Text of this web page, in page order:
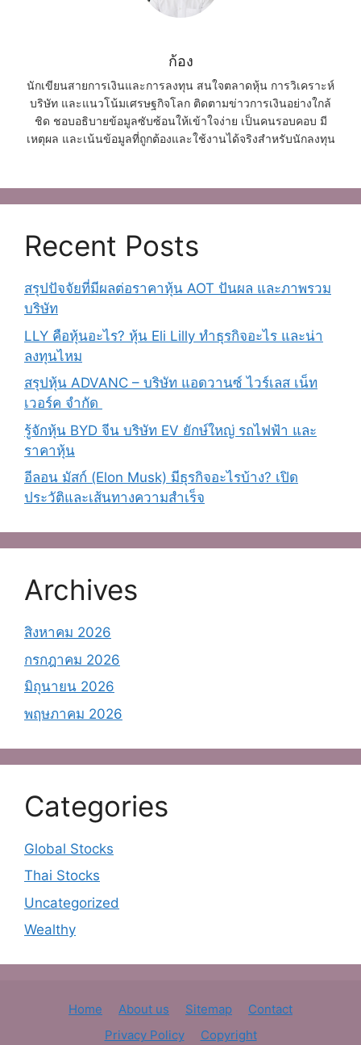
ก้อง
นักเขียนสายการเงินและการลงทุน สนใจตลาดหุ้น การวิเคราะห์
บริษัท และแนวโน้มเศรษฐกิจโลก ติดตามข่าวการเงินอย่างใกล้
ชิด ชอบอธิบายข้อมูลซับซ้อนให้เข้าใจง่าย เป็นคนรอบคอบ มี
เหตุผล และเน้นข้อมูลที่ถูกต้องและใช้งานได้จริงสำหรับนักลงทุน
Recent Posts
สรุปปัจจัยที่มีผลต่อราคาหุ้น AOT ปันผล และภาพรวม
บริษัท
LLY คือหุ้นอะไร? หุ้น Eli Lilly ทำธุรกิจอะไร และน่า
ลงทุนไหม
สรุปหุ้น ADVANC – บริษัท แอดวานซ์ ไวร์เลส เน็ท
เวอร์ค จํากัด
รู้จักหุ้น BYD จีน บริษัท EV ยักษ์ใหญ่ รถไฟฟ้า และ
ราคาหุ้น
อีลอน มัสก์ (Elon Musk) มีธุรกิจอะไรบ้าง? เปิด
ประวัติและเส้นทางความสำเร็จ
Archives
สิงหาคม 2026
กรกฎาคม 2026
มิถุนายน 2026
พฤษภาคม 2026
Categories
Global Stocks
Thai Stocks
Uncategorized
Wealthy
Home About us Sitemap
Contact
Privacy Policy
Copyright